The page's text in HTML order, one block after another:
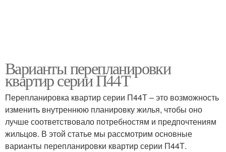
Варианты перепланировки
квартир серии П44Т
Перепланировка квартир серии П44Т – это возможность
изменить внутреннюю планировку жилья, чтобы оно
лучше соответствовало потребностям и предпочтениям
жильцов. В этой статье мы рассмотрим основные
варианты перепланировки квартир серии П44Т.